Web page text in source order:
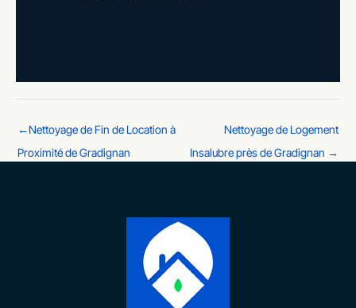
←Nettoyage de Fin de Location à
Proximité de Gradignan
Nettoyage de Logement
Insalubre près de Gradignan →